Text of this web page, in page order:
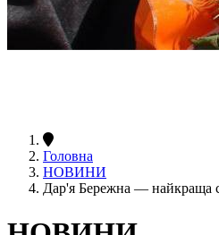
Головна
НОВИНИ
Дар'я Бережна — найкраща